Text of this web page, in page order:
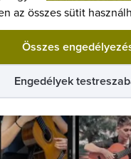
az összes sütit
Összes
Engedélyek
testület